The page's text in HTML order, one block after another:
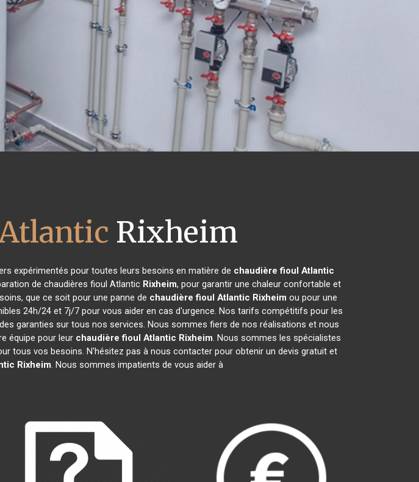
Rixheim
expérimentés pour toutes leurs besoins en matière de chaudière fioul Atlantic
de chaudières fioul Atlantic Rixheim, pour garantir une chaleur confortable et
que ce soit pour une panne de chaudière fioul Atlantic Rixheim ou pour une
24h/24 et 7j/7 pour vous aider en cas d'urgence. Nos tarifs compétitifs pour les
garanties sur tous nos services. Nous sommes fiers de nos réalisations et nous
équipe pour leur chaudière fioul Atlantic Rixheim. Nous sommes les spécialistes
tous vos besoins. N'hésitez pas à nous contacter pour obtenir un devis gratuit et
Rixheim. Nous sommes impatients de vous aider à